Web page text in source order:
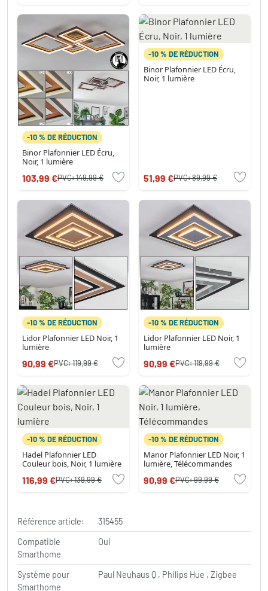
-10 % DE RÉDUCTION
Binor Plafonnier LED Écru,
Noir, 1 lumière
103,99 €PVC:149,99 €
-10 % DE RÉDUCTION
Binor Plafonnier LED Écru,
Noir, 1 lumière
51,99 €PVC:89,99 €
-10 % DE RÉDUCTION
Lidor Plafonnier LED Noir, 1
lumière
90,99 €PVC:119,99 €
-10 % DE RÉDUCTION
Lidor Plafonnier LED Noir, 1
lumière
90,99 €PVC:119,99 €
-10 % DE RÉDUCTION
Hadel Plafonnier LED
Couleur bois, Noir, 1 lumière
116,99 €PVC:139,99 €
-10 % DE RÉDUCTION
Manor Plafonnier LED Noir, 1
lumière, Télécommandes
90,99 €PVC:99,99 €
Référence article:
315455
Compatible
Smarthome
Oui
Système pour
Smarthome
Paul Neuhaus Q , Philips Hue , Zigbee